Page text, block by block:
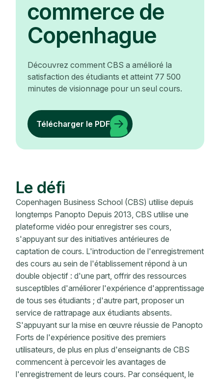
commerce de
Copenhague
Découvrez comment CBS a amélioré la
satisfaction des étudiants et atteint 77 500
minutes de visionnage pour un seul cours.
Télécharger le PDF
Le défi
Copenhagen Business School (CBS) utilise depuis
longtemps Panopto Depuis 2013, CBS utilise une
plateforme vidéo pour enregistrer ses cours,
s'appuyant sur des initiatives antérieures de
captation de cours. L'introduction de l'enregistrement
des cours au sein de l'établissement répond à un
double objectif : d'une part, offrir des ressources
susceptibles d'améliorer l'expérience d'apprentissage
de tous ses étudiants ; d'autre part, proposer un
service de rattrapage aux étudiants absents.
S'appuyant sur la mise en œuvre réussie de Panopto
Forts de l'expérience positive des premiers
utilisateurs, de plus en plus d'enseignants de CBS
commencent à percevoir les avantages de
l'enregistrement de leurs cours. Par conséquent, le